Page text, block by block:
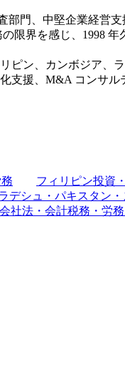
部門、中堅企業経営
限界を感じ、1998
ン、カンボジア、
支援、M&A コンサ
フィリピン投資
デシュ・パキスタン
社法・会計税務・労務